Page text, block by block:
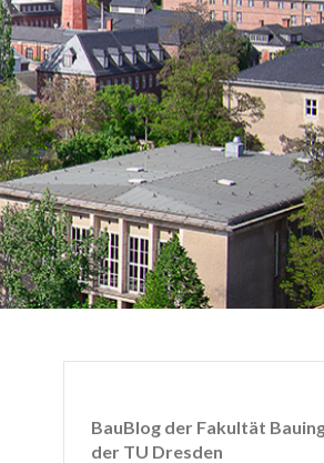
BauBlog der Fakultät
der TU Dresden